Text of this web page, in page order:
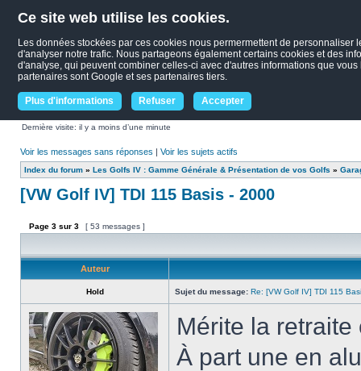
Ce site web utilise les cookies.
Les données stockées par ces cookies nous permermettent de
d'analyser notre trafic. Nous partageons également certains cookies et des
d'analyse, qui peuvent combiner celles-ci avec d'autres informations que
partenaires sont Google et ses partenaires tiers.
Plus d'informations Refuser Accepter
Dernière visite: il y a moins d’une minute
Voir les messages sans réponses | Voir les sujets actifs
Index du forum » Les Golfs IV : Gamme Générale & Présentation de vos Golfs »
[VW Golf IV] TDI 115 Basis - 2000
Page 3 sur 3 [ 53 messages ]
Auteur
Hold Sujet du message: Re: [VW Golf IV] TDI 115
Mérite la retraite
À part une en